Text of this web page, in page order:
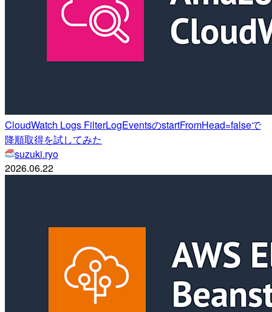
CloudWatch Logs FilterLogEventsのstartFromHead=falseで
降順取得を試してみた
suzuki.ryo
2026.06.22